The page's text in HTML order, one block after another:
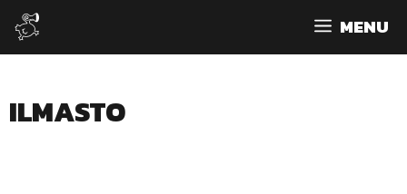
Siirry
sisältöön
MENU
ILMASTO